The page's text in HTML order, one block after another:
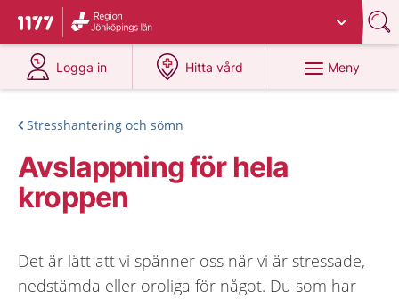
Till startsidan för 1177
Du har valt region
Logga in
på 1177.se
Hitta vård
på 1177.se
Meny
Stresshantering och sömn
Avslappning för hela
kroppen
Det är lätt att vi spänner oss när vi är stressade,
nedstämda eller oroliga för något. Du som har